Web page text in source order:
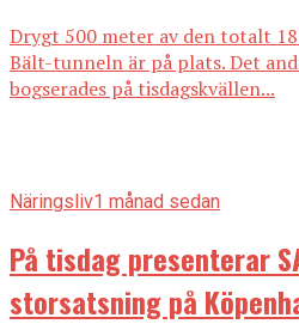
Drygt 500 meter av den totalt
Bält-tunneln är på plats. Det
bogserades på tisdagskvällen...
Näringsliv1 månad sedan
På tisdag presenterar
storsatsning på